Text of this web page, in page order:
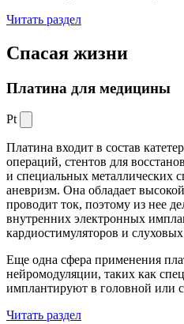
Читать раздел
Спасая жизни
Платина для медицины
Pt
Платина входит в состав
операций, стентов для
и специальных металлических
аневризм. Она обладает
проводит ток, поэтому из нее
внутренних электронных
кардиостимуляторов и
Еще одна сфера применения
нейромодуляции, таких как
имплантируют в головной или
Читать раздел